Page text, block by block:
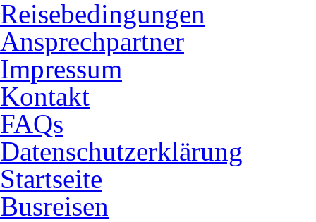
Reisebedingungen
Ansprechpartner
Impressum
Kontakt
FAQs
Datenschutzerklärung
Startseite
Busreisen